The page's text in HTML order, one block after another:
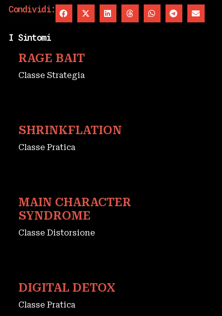
Condividi:
I Sintomi
RAGE BAIT
Classe Strategia
SHRINKFLATION
Classe Pratica
MAIN CHARACTER
SYNDROME
Classe Distorsione
DIGITAL DETOX
Classe Pratica